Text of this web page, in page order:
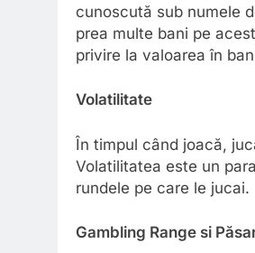
cunoscută sub numele
prea multe bani pe
privire la valoarea în
Volatilitate
În timpul când joacă,
Volatilitatea este un
rundele pe care le jucai.
Gambling Range si